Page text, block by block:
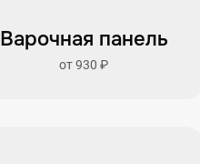
Варочная панель
от 930 ₽